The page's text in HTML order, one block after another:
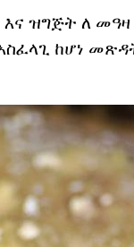
ዝግጅት ለ መዓዛ
ከሆነ